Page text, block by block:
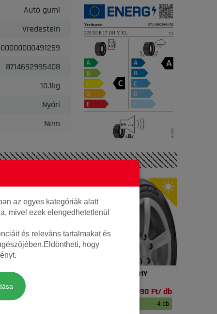
Autó gumi
Vredestein
8714692995408
10.1kg
Nyári
Nem
101W ES31
34 500 Ft/ db
Barum 225/55R17 101Y
34 990 Ft/ db
4 db
az egyes kategóriák alatt
mivel ezek elengedhetetlenül
és releváns tartalmakat és
hogy